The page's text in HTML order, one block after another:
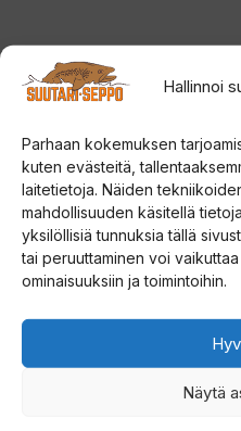
Hallinnoi
Parhaan kokemuksen
kuten evästeitä,
laitetietoja. Näiden
mahdollisuuden käsitellä
yksilöllisiä tunnuksia tällä
tai peruuttaminen voi
ominaisuuksiin ja toimintoihin.
Näytä
Väinö Bunker XXXL
Sadesuoja
5.00
5:stä
159,00€
Lisää ostoskoriin
Tällä
on